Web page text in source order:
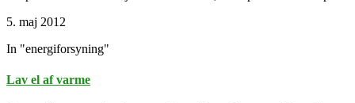
5. maj 2012
In "energiforsyning"
Lav el af varme